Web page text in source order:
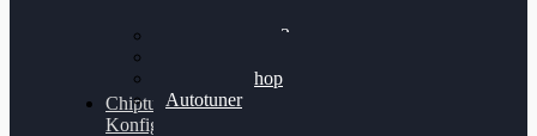
Alientech Kess3
Alientech Shop
Autotuner
Chiptuning
Konfigurator